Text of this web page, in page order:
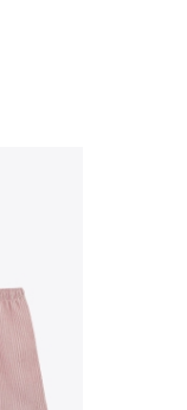
5만원 이
폰(8.1~31)